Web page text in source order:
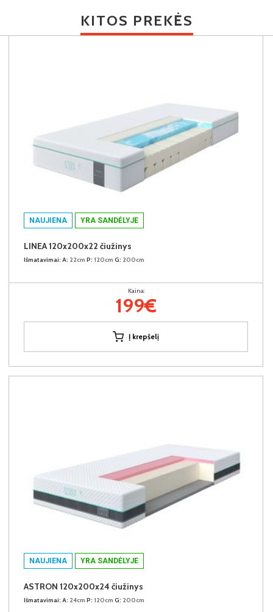
KITOS PREKĖS
NAUJIENA YRA SANDĖLYJE
LINEA 120x200x22 čiužinys
Išmatavimai: A: 22cm P: 120cm G: 200cm
Kaina:
199€
Į krepšelį
NAUJIENA YRA SANDĖLYJE
ASTRON 120x200x24 čiužinys
Išmatavimai: A: 24cm P: 120cm G: 200cm